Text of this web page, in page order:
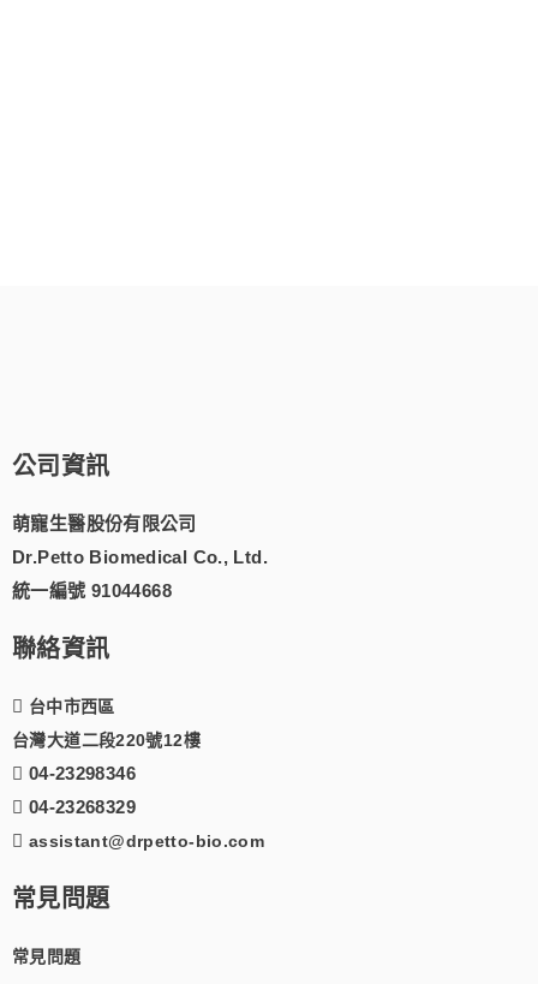
公司資訊
萌寵生醫股份有限公司
Dr.Petto Biomedical Co., Ltd.
統一編號 91044668
聯絡資訊
台中市西區
台灣大道二段220號12樓
04-23298346
04-23268329
assistant@drpetto-bio.com
常見問題
常見問題